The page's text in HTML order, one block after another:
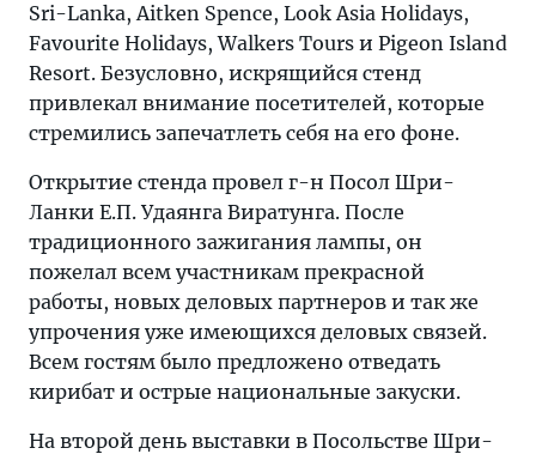
Sri-Lanka, Aitken Spence, Look Asia Holidays,
Favourite Holidays, Walkers Tours и Pigeon Island
Resort. Безусловно, искрящийся стенд
привлекал внимание посетителей, которые
стремились запечатлеть себя на его фоне.
Открытие стенда провел г-н Посол Шри-
Ланки Е.П. Удаянга Виратунга. После
традиционного зажигания лампы, он
пожелал всем участникам прекрасной
работы, новых деловых партнеров и так же
упрочения уже имеющихся деловых связей.
Всем гостям было предложено отведать
кирибат и острые национальные закуски.
На второй день выставки в Посольстве Шри-